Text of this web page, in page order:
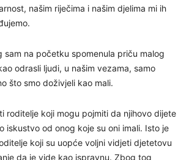
našim riječima i našim djelima mi ih
sam na početku spomenula priču malog
odrasli ljudi, u našim vezama, samo
što smo doživjeli kao mali.
roditelje koji mogu pojmiti da njihovo dijete
iskustvo od onog koje su oni imali. Isto je
koji su uopće voljni vidjeti djetetovu
da je vide kao ispravnu. Zbog tog